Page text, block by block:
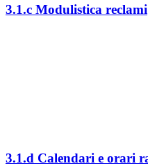
3.1.c Modulistica reclami
3.1.d Calendari e orari